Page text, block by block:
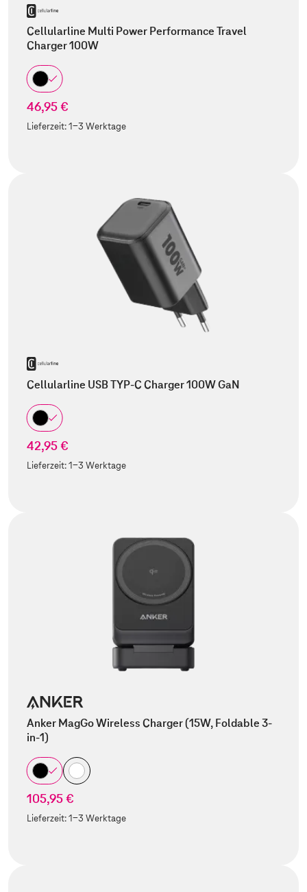
Cellularline Multi Power Performance Travel
Charger 100W
46,95 €
Lieferzeit:1-3 Werktage
Cellularline USB TYP-C Charger 100W GaN
42,95 €
Lieferzeit:1-3 Werktage
Anker MagGo Wireless Charger (15W, Foldable 3-
in-1)
105,95 €
Lieferzeit:1-3 Werktage